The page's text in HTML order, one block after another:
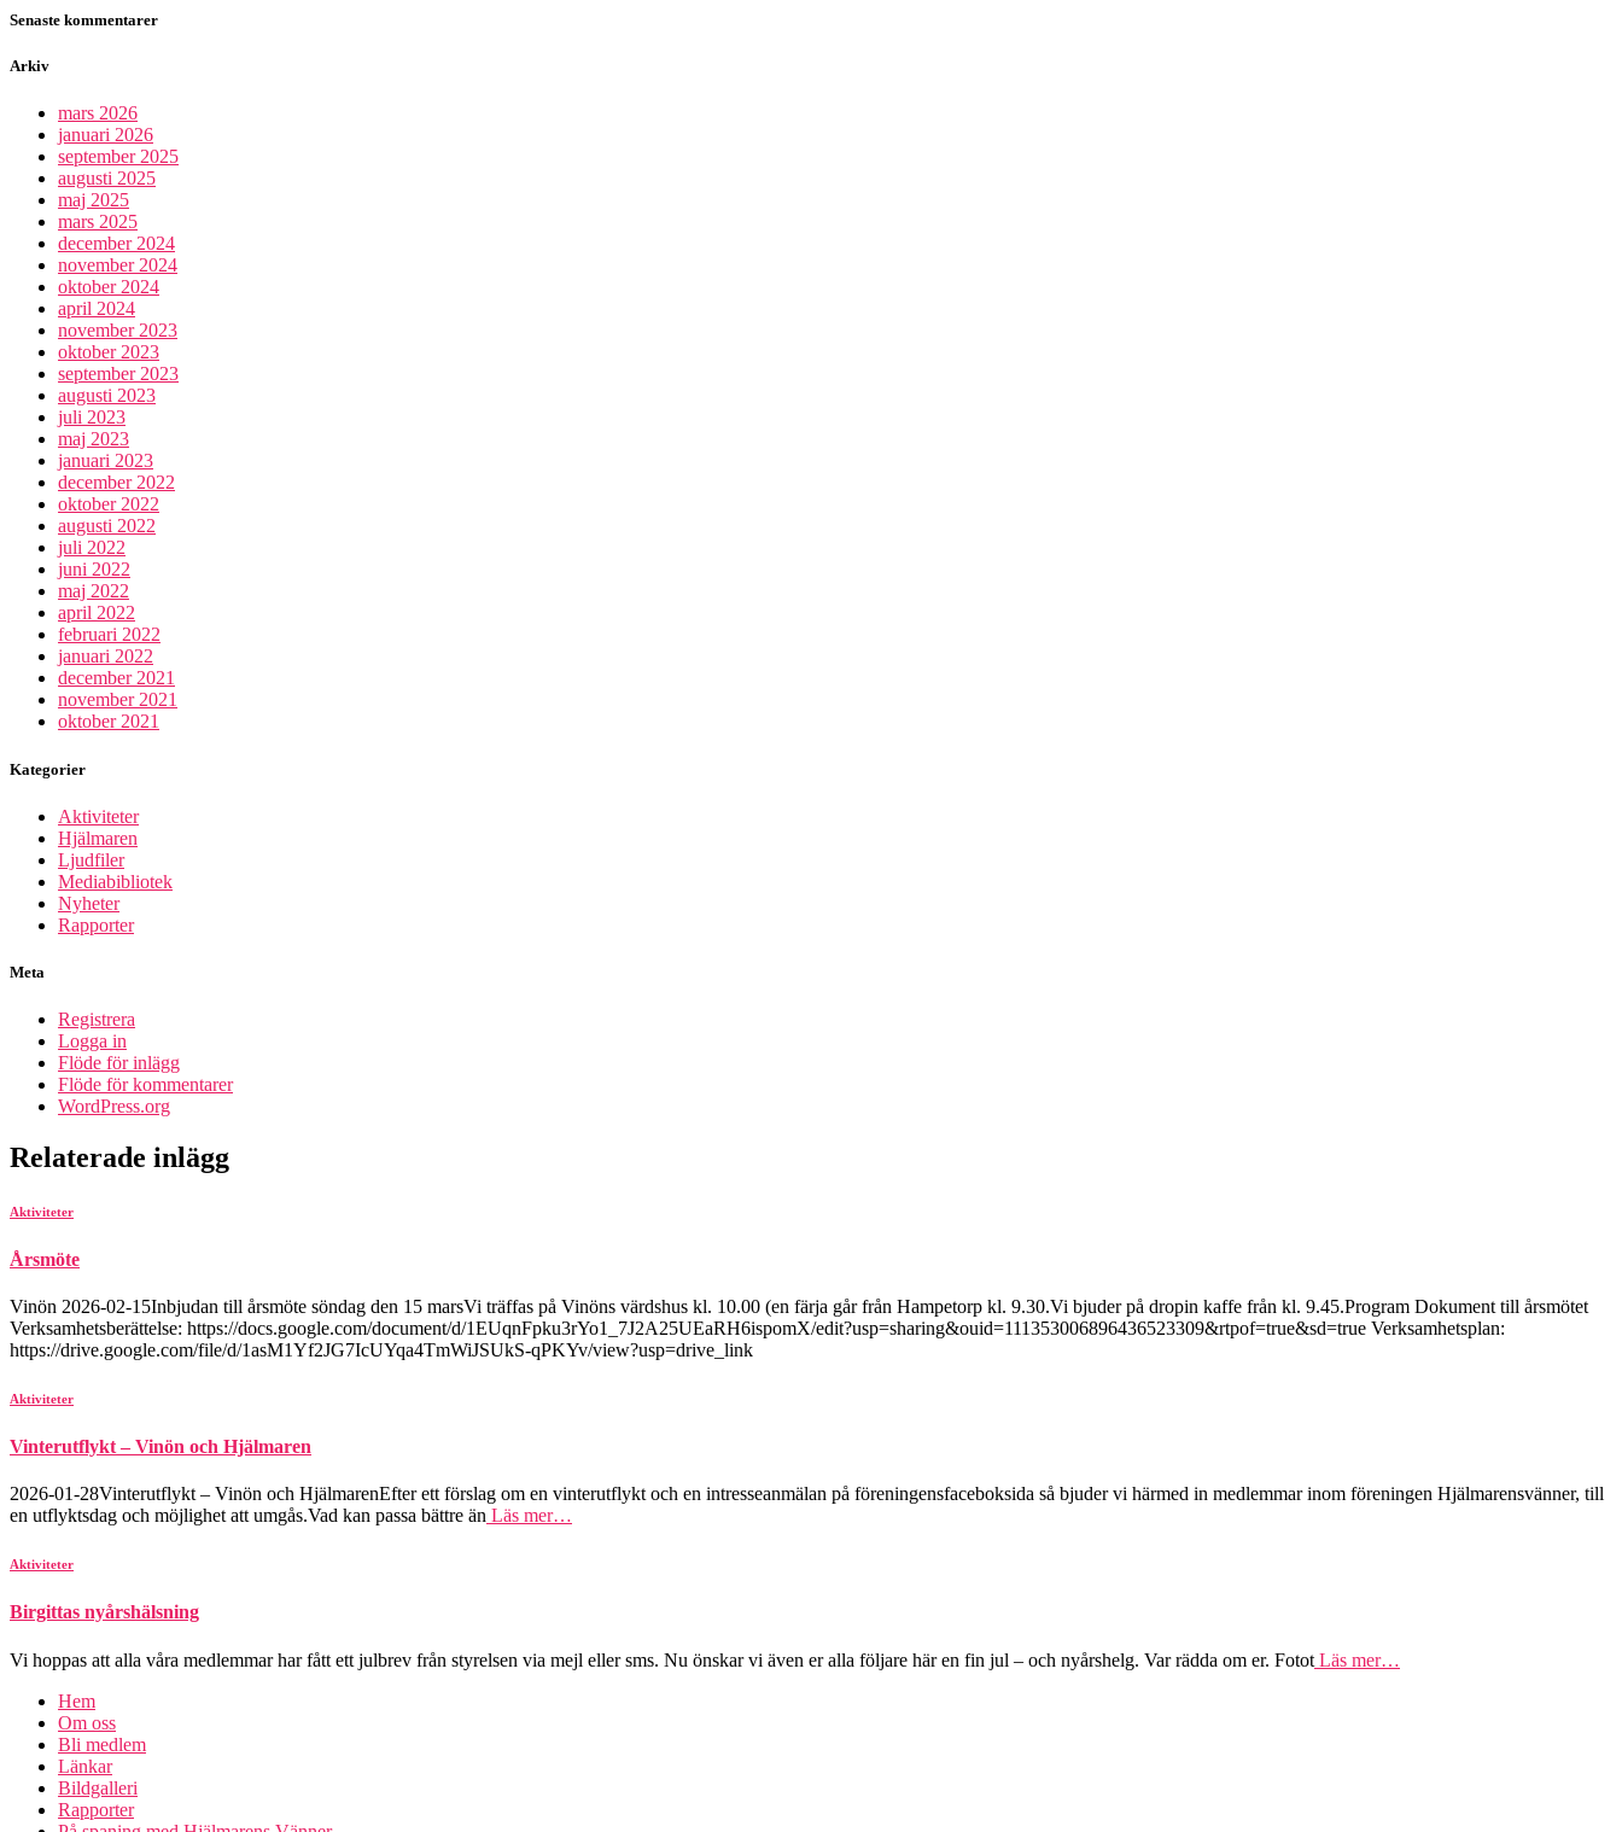
Senaste kommentarer
Arkiv
mars 2026
januari 2026
september 2025
augusti 2025
maj 2025
mars 2025
december 2024
november 2024
oktober 2024
april 2024
november 2023
oktober 2023
september 2023
augusti 2023
juli 2023
maj 2023
januari 2023
december 2022
oktober 2022
augusti 2022
juli 2022
juni 2022
maj 2022
april 2022
februari 2022
januari 2022
december 2021
november 2021
oktober 2021
Kategorier
Aktiviteter
Hjälmaren
Ljudfiler
Mediabibliotek
Nyheter
Rapporter
Meta
Registrera
Logga in
Flöde för inlägg
Flöde för kommentarer
WordPress.org
Relaterade inlägg
Aktiviteter
Årsmöte
Vinön 2026-02-15Inbjudan till årsmöte söndag den 15 marsVi träffas på Vinöns värdshus kl. 10.00 (en färja går från Hampetorp kl. 9.30.Vi bjuder på dropin kaffe från kl. 9.45.Program Dokument till årsmötet
Verksamhetsberättelse: https://docs.google.com/document/d/1EUqnFpku3rYo1_7J2A25UEaRH6ispomX/edit?usp=sharing&ouid=111353006896436523309&rtpof=true&sd=true Verksamhetsplan:
https://drive.google.com/file/d/1asM1Yf2JG7IcUYqa4TmWiJSUkS-qPKYv/view?usp=drive_link
Aktiviteter
Vinterutflykt – Vinön och Hjälmaren
2026-01-28Vinterutflykt – Vinön och HjälmarenEfter ett förslag om en vinterutflykt och en intresseanmälan på föreningensfaceboksida så bjuder vi härmed in medlemmar inom föreningen Hjälmarensvänner, till
en utflyktsdag och möjlighet att umgås.Vad kan passa bättre än Läs mer…
Aktiviteter
Birgittas nyårshälsning
Vi hoppas att alla våra medlemmar har fått ett julbrev från styrelsen via mejl eller sms. Nu önskar vi även er alla följare här en fin jul – och nyårshelg. Var rädda om er. Fotot Läs mer…
Hem
Om oss
Bli medlem
Länkar
Bildgalleri
Rapporter